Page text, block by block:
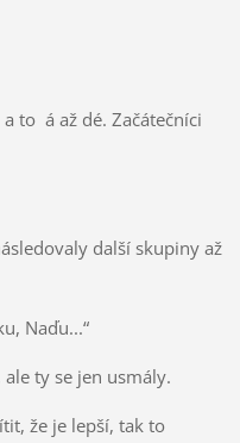
to á až dé. Začátečníci
další skupiny až
Naďu...“
ty se jen usmály.
že je lepší, tak to